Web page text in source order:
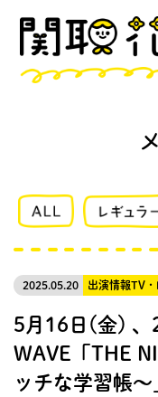
2025.05.20 出演情報TV
5月16日(金)
WAVE「THE
ッチな学習帳